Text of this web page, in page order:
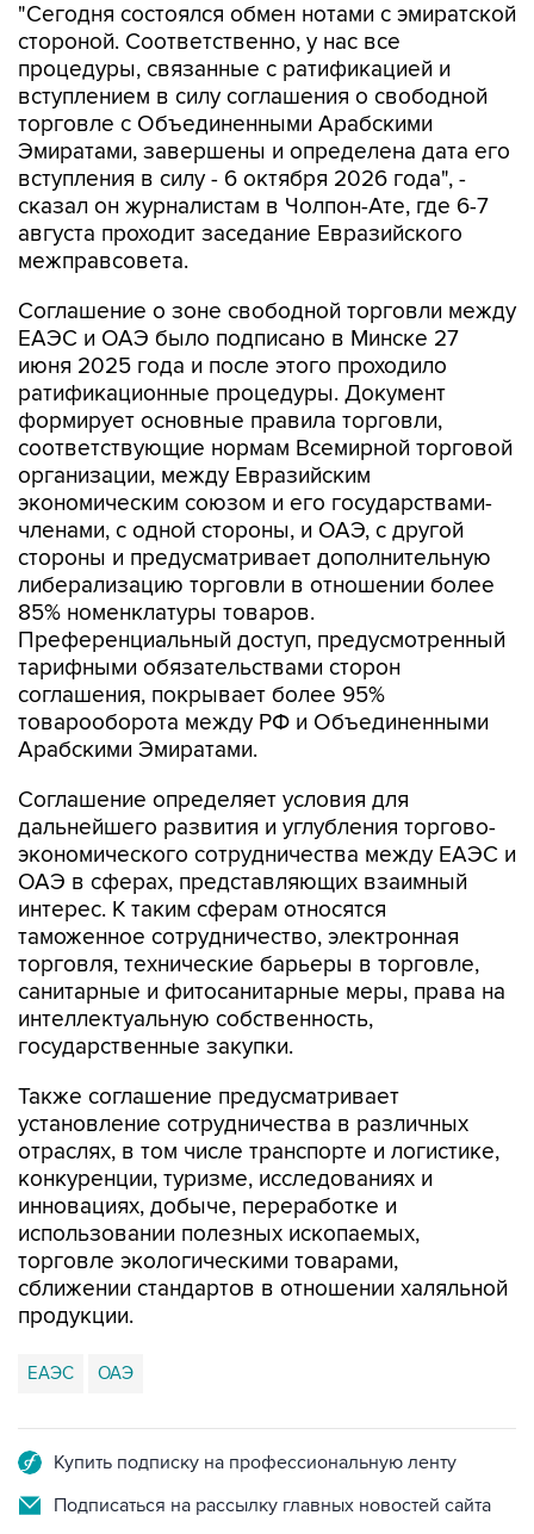
"Сегодня состоялся обмен нотами с эмиратской
стороной. Соответственно, у нас все
процедуры, связанные с ратификацией и
вступлением в силу соглашения о свободной
торговле с Объединенными Арабскими
Эмиратами, завершены и определена дата его
вступления в силу - 6 октября 2026 года", -
сказал он журналистам в Чолпон-Ате, где 6-7
августа проходит заседание Евразийского
межправсовета.
Соглашение о зоне свободной торговли между
ЕАЭС и ОАЭ было подписано в Минске 27
июня 2025 года и после этого проходило
ратификационные процедуры. Документ
формирует основные правила торговли,
соответствующие нормам Всемирной торговой
организации, между Евразийским
экономическим союзом и его государствами-
членами, с одной стороны, и ОАЭ, с другой
стороны и предусматривает дополнительную
либерализацию торговли в отношении более
85% номенклатуры товаров.
Преференциальный доступ, предусмотренный
тарифными обязательствами сторон
соглашения, покрывает более 95%
товарооборота между РФ и Объединенными
Арабскими Эмиратами.
Соглашение определяет условия для
дальнейшего развития и углубления торгово-
экономического сотрудничества между ЕАЭС и
ОАЭ в сферах, представляющих взаимный
интерес. К таким сферам относятся
таможенное сотрудничество, электронная
торговля, технические барьеры в торговле,
санитарные и фитосанитарные меры, права на
интеллектуальную собственность,
государственные закупки.
Также соглашение предусматривает
установление сотрудничества в различных
отраслях, в том числе транспорте и логистике,
конкуренции, туризме, исследованиях и
инновациях, добыче, переработке и
использовании полезных ископаемых,
торговле экологическими товарами,
сближении стандартов в отношении халяльной
продукции.
ЕАЭС ОАЭ
Купить подписку на профессиональную ленту
Подписаться на рассылку главных новостей сайта